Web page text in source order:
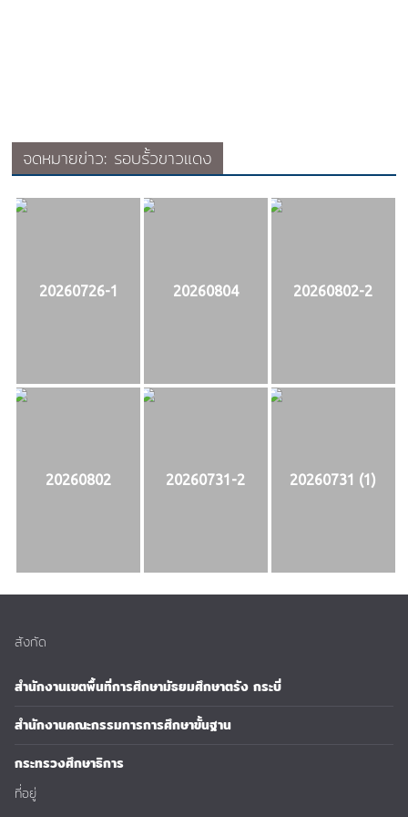
จดหมายข่าว: รอบรั้วขาวแดง
20260726-1 20260804 20260802-2
20260802 20260731-2 20260731 (1)
สังกัด
สำนักงานเขตพื้นที่การศึกษามัธยมศึกษาตรัง กระบี่
สำนักงานคณะกรรมการการศึกษาขั้นฐาน
กระทรวงศึกษาธิการ
ที่อยู่